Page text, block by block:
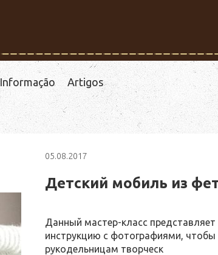
Informação Artigos
05.08.2017
Детский мобиль из
Данный мастер-класс
инструкцию с фотографиями, чтобы
рукодельницам творческ